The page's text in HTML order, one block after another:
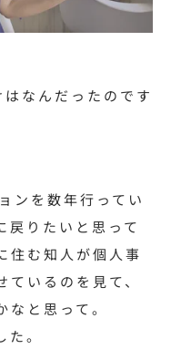
なんだったのです
ンを数年行ってい
戻りたいと思って
住む知人が個人事
いるのを見て、
と思って。
。